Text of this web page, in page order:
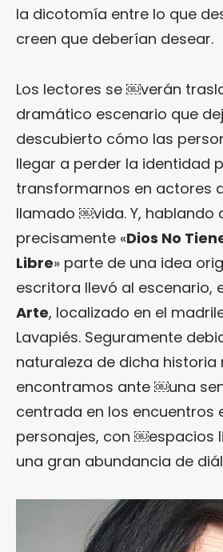
la dicotomía entre lo que
creen que deberían desear.
Los lectores se ￼verán
dramático escenario que
descubierto cómo las
llegar a perder la identidad
transformarnos en actores
llamado ￼vida. Y, hablando
precisamente «Dios No
Libre» parte de una idea
escritora llevó al escenario,
Arte, localizado en el
Lavapiés. Seguramente
naturaleza de dicha historia
encontramos ante ￼una
centrada en los encuentros
personajes, con ￼espacios
una gran abundancia de